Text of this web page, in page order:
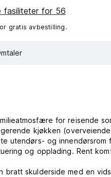
fasiliteter for 56
gratis avbestilling.
for reisende
kjøkken
og innendørsrom
og opplading. Rent
bratt skulderside med en